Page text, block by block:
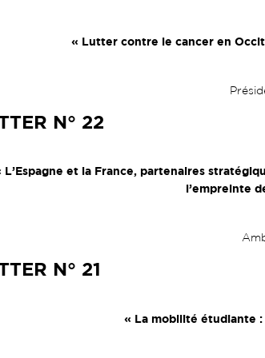
« Lutter contre le cancer en
N° 22
L’Espagne et la France, partenaires
l’empreinte
N° 21
« La mobilité étudiante